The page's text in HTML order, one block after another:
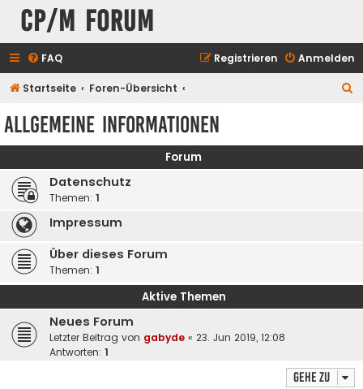
CP/M Forum
FAQ Anmelden
Registrieren
Startseite Foren-Übersicht
e
Allgemeine Informationen
Forum
Datenschutz
Themen: 1
Impressum
Über dieses Forum
Themen: 1
Aktive Themen
Neues Forum
Letzter Beitrag von gabyde « 23. Jun 2019, 12:08
Antworten: 1
Gehe zu